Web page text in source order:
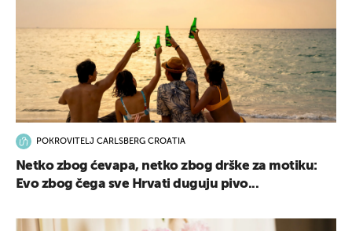
POKROVITELJ CARLSBERG CROATIA
Netko zbog ćevapa, netko zbog drške za motiku:
Evo zbog čega sve Hrvati duguju pivo...